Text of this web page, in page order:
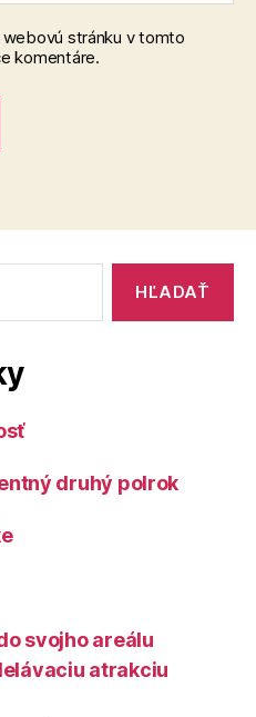
stránku v tomto
komentáre.
druhý polrok
svojho areálu
atrakciu